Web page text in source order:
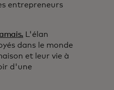
entrepreneurs
L'élan
dans le monde
et leur vie à
d'une